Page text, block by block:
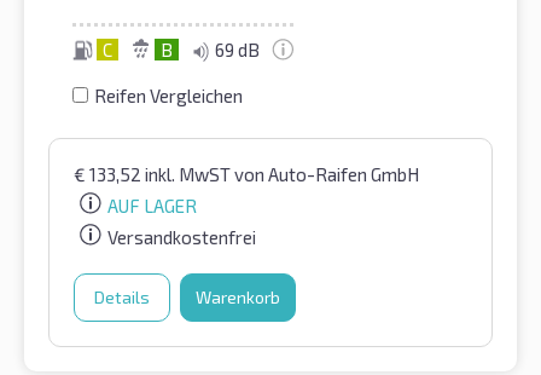
C B 69 dB
Reifen Vergleichen
€ 133,52 inkl. MwSTvon Auto-Raifen GmbH
AUF LAGER
Versandkostenfrei
Details Warenkorb